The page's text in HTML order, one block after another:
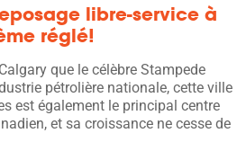
libre-service à
réglé!
que le célèbre Stampede
pétrolière nationale, cette ville
est également le principal centre
et sa croissance ne cesse de